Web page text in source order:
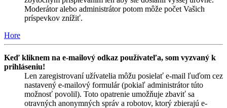
Moderátor alebo administrátor potom môže počet Vašich
príspevkov znížiť.
Hore
Keď kliknem na e-mailový odkaz používateľa, som vyzvaný k
prihláseniu!
Len zaregistrovaní užívatelia môžu posielať e-mail ľuďom cez
nastavený e-mailový formulár (pokiaľ administrátor túto
možnosť povolil). Toto opatrenie umožňuje zbaviť sa
otravných anonymných správ a robotov, ktorý zbierajú e-